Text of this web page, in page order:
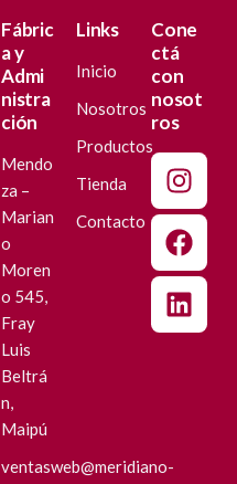
Fábric
a y
Admi
nistra
ción
Mendo
za –
Marian
o
Moren
o 545,
Fray
Luis
Beltrá
n,
Maipú
ventasweb@meridiano-
Links
Inicio
Nosotros
Productos
Tienda
Contacto
Cone
ctá
con
nosot
ros